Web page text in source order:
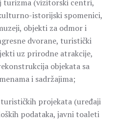
turizma (vizitorski centri,
istorijski spomenici,
objekti za odmor i
dvorane, turistički
uz prirodne atrakcije,
objekata sa
i sadržajima;
projekata (uređaji
podataka, javni toaleti